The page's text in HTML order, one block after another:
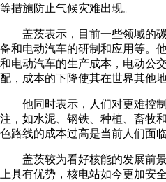
等措施防止气候灾难出现。
盖茨表示，目前一些领域的
备和电动汽车的研制和应用等。
和电动汽车的生产成本，电动公
配，成本的下降使其在世界其他
他同时表示，人们对更难控
注，如水泥、钢铁、种植、畜牧
色路线的成本过高是当前人们面
盖茨较为看好核能的发展前
上具有优势，核电站如今更加安